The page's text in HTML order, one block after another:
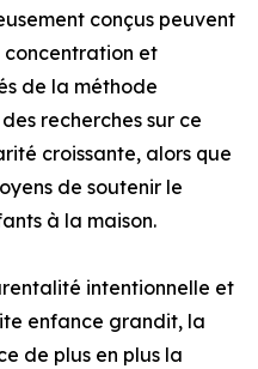
conçus peuvent
et
de la méthode
recherches sur ce
croissante, alors que
de soutenir le
à la maison.
intentionnelle et
enfance grandit, la
de plus en plus la